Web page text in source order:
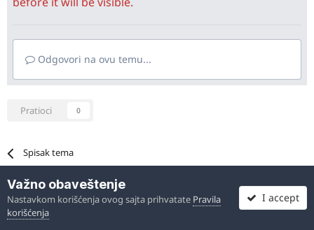
Odgovori na ovu temu...
Pratioci 0
Spisak tema
Važno obaveštenje
Nastavkom korišćenja ovog sajta prihvatate Pravila
korišćenja
I accept